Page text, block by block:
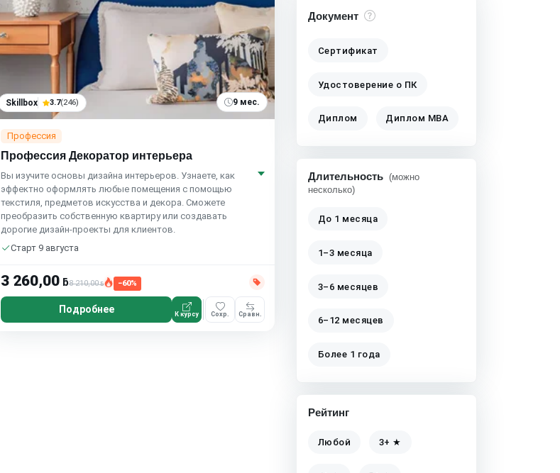
Skillbox 3.7(246) 9 мес.
Профессия
Профессия Декоратор интерьера
Вы изучите основы дизайна интерьеров. Узнаете, как
эффектно оформлять любые помещения с помощью
текстиля, предметов искусства и декора. Сможете
преобразить собственную квартиру или создавать
дорогие дизайн-проекты для клиентов.
Старт 9 августа
3 260,00 ƃ8 210,00ƃ −60%
Подробнее К курсу Сохр. Сравн.
Документ
Сертификат
Удостоверение о ПК
Диплом Диплом MBA
Длительность (можно
несколько)
До 1 месяца
1–3 месяца
3–6 месяцев
6–12 месяцев
Более 1 года
Рейтинг
Любой 3+ ★